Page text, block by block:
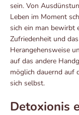
sein. Von
Leben im Moment
sich ein man bewirbt
Zufriedenheit und
Herangehensweise
auf das andere
möglich dauernd auf
sich selbst.
Detoxionis